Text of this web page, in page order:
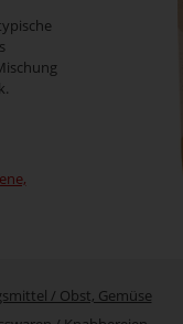
/ Obst, Gemüse